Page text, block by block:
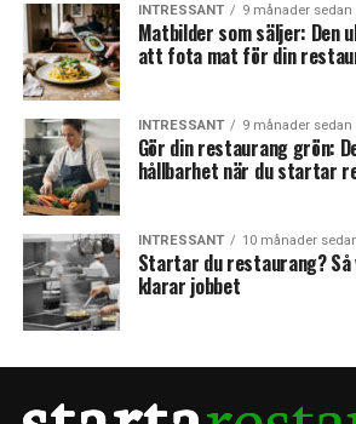
INTRESSANT 9 månader sedan
Matbilder som säljer: Den
att fota mat för din
INTRESSANT 9 månader sedan
Gör din restaurang grön:
hållbarhet när du startar
INTRESSANT 10 månader
Startar du restaurang? Så
klarar jobbet